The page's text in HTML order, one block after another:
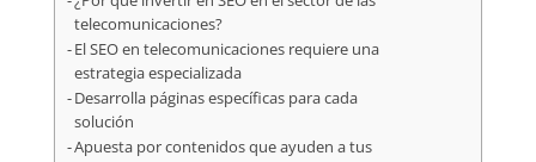
telecomunicaciones?
El SEO en telecomunicaciones requiere una
estrategia especializada
Desarrolla páginas específicas para cada
solución
Apuesta por contenidos que ayuden a tus